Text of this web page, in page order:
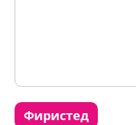
фиристед